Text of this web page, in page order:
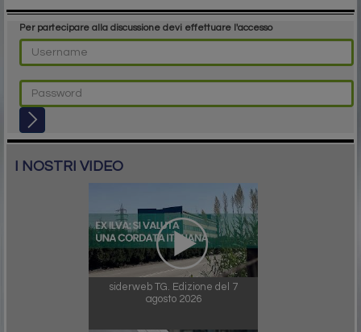
Per partecipare alla discussione devi effettuare l'accesso
I NOSTRI VIDEO
siderweb TG. Edizione del 7
agosto 2026